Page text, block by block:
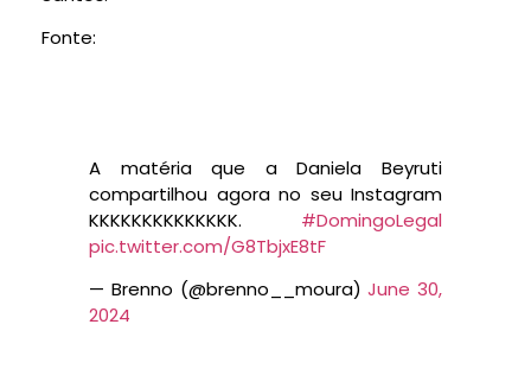
Fonte:
A matéria que a Daniela Beyruti
compartilhou agora no seu Instagram
KKKKKKKKKKKKKK. #DomingoLegal
pic.twitter.com/G8TbjxE8tF
— Brenno (@brenno__moura)June 30,
2024